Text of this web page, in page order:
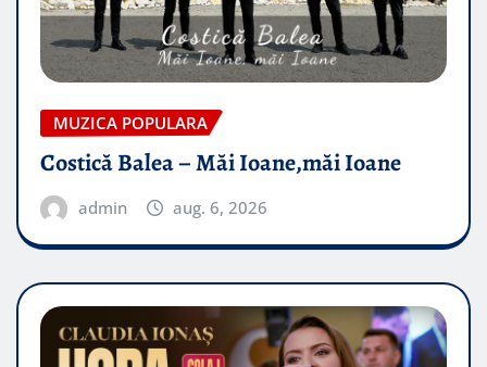
MUZICA POPULARA
Costică Balea – Măi Ioane,măi Ioane
admin aug. 6, 2026